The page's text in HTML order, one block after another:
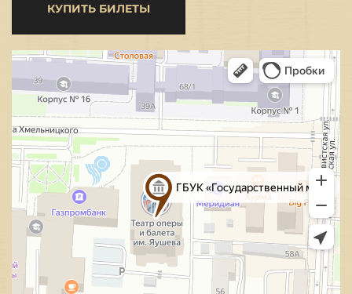
КУПИТЬ БИЛЕТЫ